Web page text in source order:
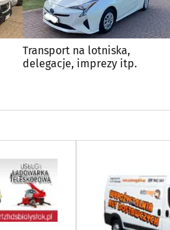
Transport na lotniska,
delegacje, imprezy itp.